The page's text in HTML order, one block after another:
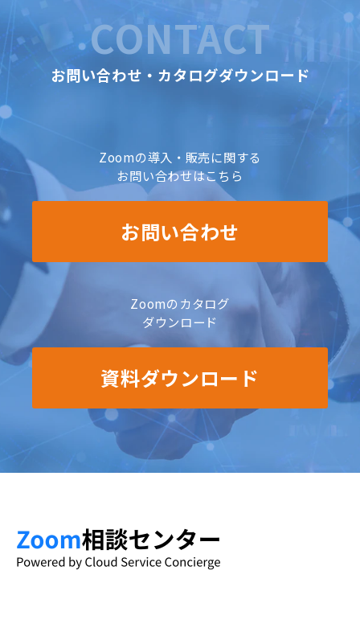
CONTACT
お問い合わせ・カタログダウンロード
Zoomの導入・販売に関する
お問い合わせはこちら
お問い合わせ
Zoomのカタログ
ダウンロード
資料ダウンロード